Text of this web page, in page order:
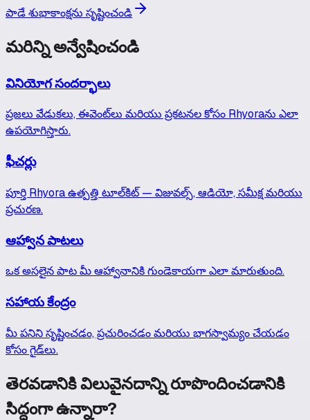
పాడే శుభాకాంక్షను సృష్టించండి
మరిన్ని అన్వేషించండి
వినియోగ సందర్భాలు
ప్రజలు వేడుకలు, ఈవెంట్‌లు మరియు ప్రకటనల కోసం Rhyoraను ఎలా
ఉపయోగిస్తారు.
ఫీచర్లు
పూర్తి Rhyora ఉత్పత్తి టూల్‌కిట్ — విజువల్స్, ఆడియో, సమీక్ష మరియు
ప్రచురణ.
ఆహ్వాన పాటలు
ఒక అసలైన పాట మీ ఆహ్వానానికి గుండెకాయగా ఎలా మారుతుంది.
సహాయ కేంద్రం
మీ పనిని సృష్టించడం, ప్రచురించడం మరియు భాగస్వామ్యం చేయడం
కోసం గైడ్‌లు.
తెరవడానికి విలువైనదాన్ని రూపొందించడానికి
సిద్ధంగా ఉన్నారా?